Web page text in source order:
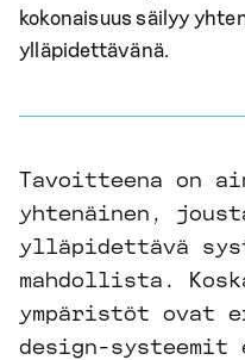
kokonaisuus säilyy
ylläpidettävänä.
Tavoitteena on
yhtenäinen,
ylläpidettävä
mahdollista.
ympäristöt ovat
design-systeemit